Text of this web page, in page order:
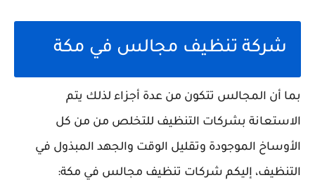
شركة تنظيف مجالس في مكة
بما أن المجالس تتكون من عدة أجزاء لذلك يتم
الاستعانة بشركات التنظيف للتخلص من من كل
الأوساخ الموجودة وتقليل الوقت والجهد المبذول في
التنظيف، إليكم شركات تنظيف مجالس في مكة: